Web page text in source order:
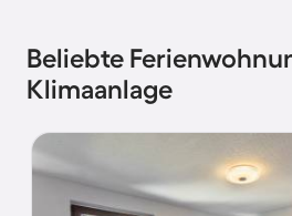
Beliebte
Klimaanlage